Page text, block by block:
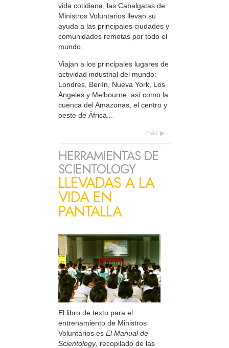
vida cotidiana, las Cabalgatas de
Ministros Voluntarios llevan su
ayuda a las principales ciudades y
comunidades remotas por todo el
mundo.
Viajan a los principales lugares de
actividad industrial del mundo:
Londres, Berlín, Nueva York, Los
Ángeles y Melbourne, así como la
cuenca del Amazonas, el centro y
oeste de África...
más
HERRAMIENTAS DE
SCIENTOLOGY
LLEVADAS A LA
VIDA EN
PANTALLA
El libro de texto para el
entrenamiento de Ministros
Voluntarios es El Manual de
Scientology, recopilado de las